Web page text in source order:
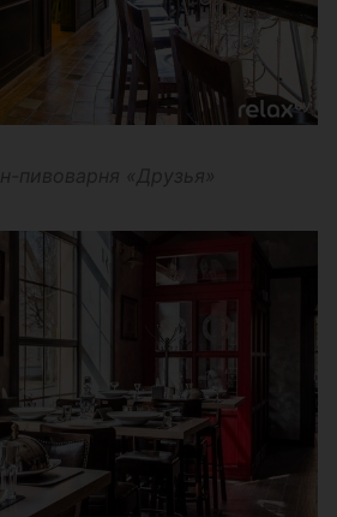
пивоварня «Друзья»